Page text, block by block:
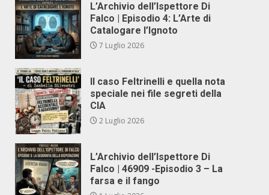
L’Archivio dell’Ispettore Di
Falco | Episodio 4: L’Arte di
Catalogare l’Ignoto
7 Luglio 2026
Il caso Feltrinelli e quella nota
speciale nei file segreti della
CIA
2 Luglio 2026
L’Archivio dell’Ispettore Di
Falco | 46909 -Episodio 3 – La
farsa e il fango